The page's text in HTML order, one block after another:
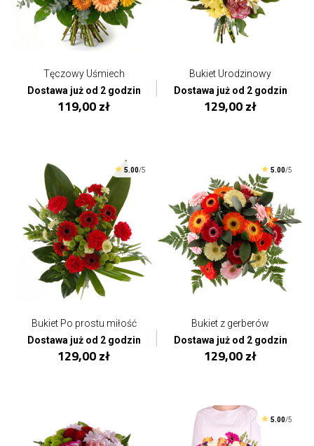
Tęczowy Uśmiech
Dostawa już od 2 godzin
119,00 zł
Bukiet Urodzinowy
Dostawa już od 2 godzin
129,00 zł
5.00/5
Bukiet Po prostu miłość
Dostawa już od 2 godzin
129,00 zł
5.00/5
Bukiet z gerberów
Dostawa już od 2 godzin
129,00 zł
5.00/5